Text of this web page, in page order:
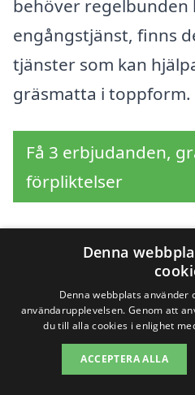
behöver regelbunden
engångstjänst, finns
tjänster som kan
gräsmatta i toppform.
Få 3 erbjudanden,
förpliktelser
Sök efter en
städer nära
Denna
Denna webbplats
användarupplevelsen. Genom att
du till alla cookies i enlighet
ACCEPTERA ALLA